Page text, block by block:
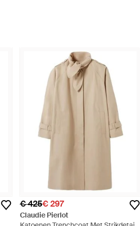
€ 425€ 297
Claudie Pierlot